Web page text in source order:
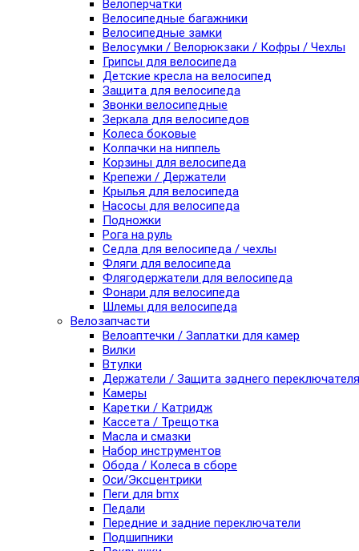
Велоперчатки
Велосипедные багажники
Велосипедные замки
Велосумки / Велорюкзаки / Кофры / Чехлы
Грипсы для велосипеда
Детские кресла на велосипед
Защита для велосипеда
Звонки велосипедные
Зеркала для велосипедов
Колеса боковые
Колпачки на ниппель
Корзины для велосипеда
Крепежи / Держатели
Крылья для велосипеда
Насосы для велосипеда
Подножки
Рога на руль
Седла для велосипеда / чехлы
Фляги для велосипеда
Флягодержатели для велосипеда
Фонари для велосипеда
Шлемы для велосипеда
Велозапчасти
Велоаптечки / Заплатки для камер
Вилки
Втулки
Держатели / Защита заднего переключателя
Камеры
Каретки / Катридж
Кассета / Трещотка
Масла и смазки
Набор инструментов
Обода / Колеса в сборе
Оси/Эксцентрики
Пеги для bmx
Педали
Передние и задние переключатели
Подшипники